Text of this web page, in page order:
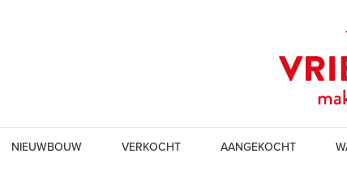
NIEUWBOUW VERKOCHT AANGEKOCHT